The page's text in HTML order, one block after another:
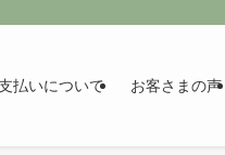
払いについて お客さまの声